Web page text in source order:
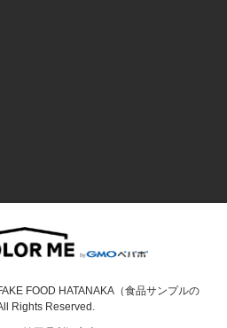
FOOD HATANAKA（食品サンプルの
Rights Reserved.